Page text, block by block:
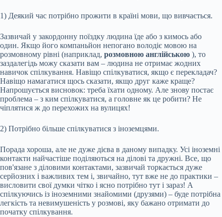
1) Деякий час потрібно прожити в країні мови, що вивчається.
Зазвичай у закордонну поїздку людина їде або з кимось або
один. Якщо його компаньйон непогано володіє мовою на
розмовному рівні (наприклад, розмовною англійською ), то
заздалегідь можу сказати вам – людина не отримає жодних
навичок спілкування. Навіщо спілкуватися, якщо є перекладач?
Навіщо намагатися щось сказати, якщо друг каже краще?
Напрошується висновок: треба їхати одному. Але знову постає
проблема – з ким спілкуватися, а головне як це робити? Не
чіплятися ж до перехожих на вулицях!
2) Потрібно більше спілкуватися з іноземцями.
Порада хороша, але не дуже дієва в даному випадку. Усі іноземні
контакти найчастіше поділяються на ділові та дружні. Все, що
пов'язане з діловими контактами, зазвичай торкається дуже
серйозних і важливих тем і, звичайно, тут вже не до практики –
висловити свої думки чітко і ясно потрібно тут і зараз! А
спілкуючись із іноземними знайомими (друзями) – буде потрібна
легкість та невимушеність у розмові, яку бажано отримати до
початку спілкування.